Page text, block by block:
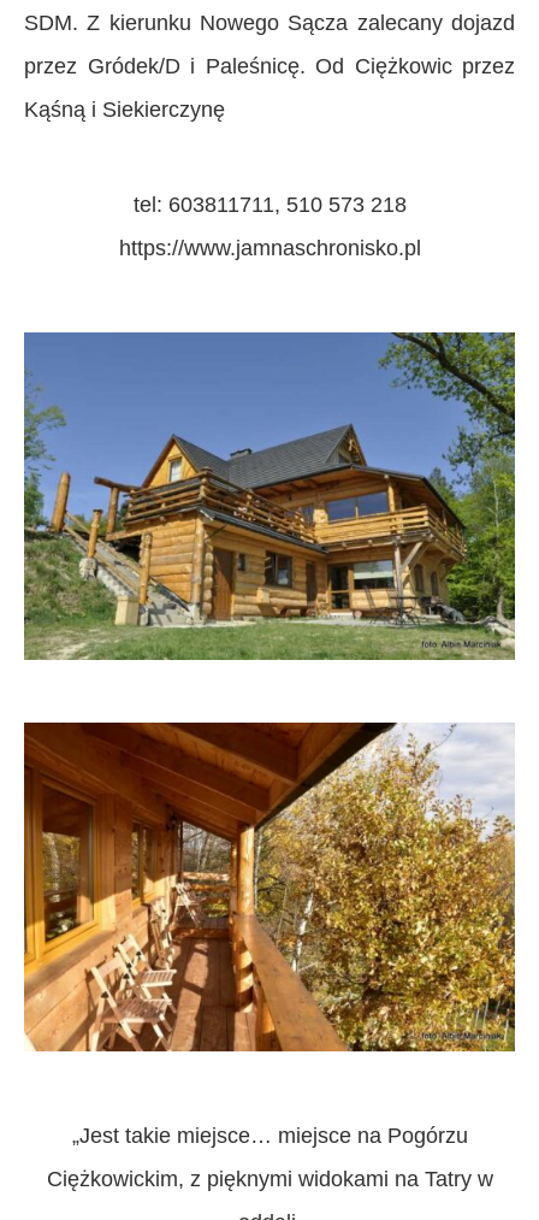
SDM.Z kierunku Nowego Sącza zalecany dojazd
przez Gródek/D i Paleśnicę. Od Ciężkowic przez
Kąśną i Siekierczynę
tel: 603811711, 510 573 218
https://www.jamnaschronisko.pl
„Jest takie miejsce… miejsce na Pogórzu
Ciężkowickim, z pięknymi widokami na Tatry w